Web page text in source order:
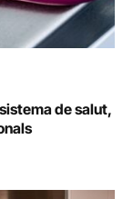
de salut,